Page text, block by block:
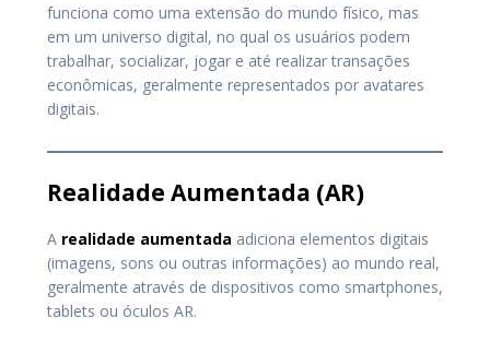
funciona como uma extensão do mundo físico, mas
em um universo digital, no qual os usuários podem
trabalhar, socializar, jogar e até realizar transações
econômicas, geralmente representados por avatares
digitais.
Realidade Aumentada (AR)
A realidade aumentada adiciona elementos digitais
(imagens, sons ou outras informações) ao mundo real,
geralmente através de dispositivos como smartphones,
tablets ou óculos AR.